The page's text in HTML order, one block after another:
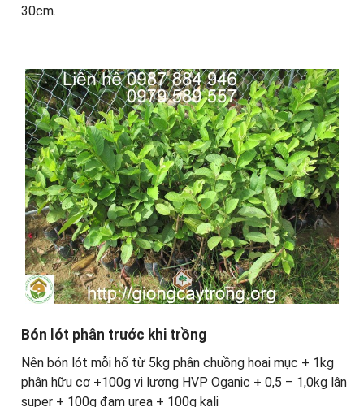
30cm.
Bón lót phân trước khi trồng
Nên bón lót mỗi hố từ 5kg phân chuồng hoai mục + 1kg
phân hữu cơ +100g vi lượng HVP Oganic + 0,5 – 1,0kg lân
super + 100g đạm urea + 100g kali